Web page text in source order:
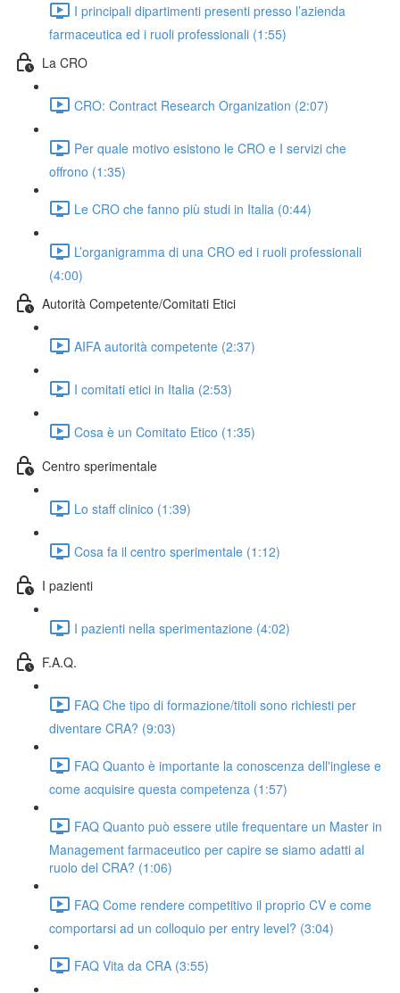
I principali dipartimenti presenti presso l’azienda
farmaceutica ed i ruoli professionali (1:55)
La CRO
CRO: Contract Research Organization (2:07)
Per quale motivo esistono le CRO e I servizi che
offrono (1:35)
Le CRO che fanno più studi in Italia (0:44)
L’organigramma di una CRO ed i ruoli professionali
(4:00)
Autorità Competente/Comitati Etici
AIFA autorità competente (2:37)
I comitati etici in Italia (2:53)
Cosa è un Comitato Etico (1:35)
Centro sperimentale
Lo staff clinico (1:39)
Cosa fa il centro sperimentale (1:12)
I pazienti
I pazienti nella sperimentazione (4:02)
F.A.Q.
FAQ Che tipo di formazione/titoli sono richiesti per
diventare CRA? (9:03)
FAQ Quanto è importante la conoscenza dell'inglese e
come acquisire questa competenza (1:57)
FAQ Quanto può essere utile frequentare un Master in
Management farmaceutico per capire se siamo adatti al
ruolo del CRA? (1:06)
FAQ Come rendere competitivo il proprio CV e come
comportarsi ad un colloquio per entry level? (3:04)
FAQ Vita da CRA (3:55)